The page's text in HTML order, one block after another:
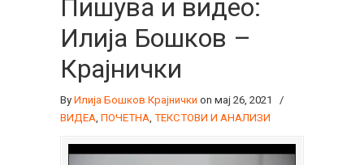
Пишува и видео:
Илија Бошков –
Крајнички
By Илија Бошков Крајнички on мај 26, 2021
/
ВИДЕА, ПОЧЕТНА, ТЕКСТОВИ И АНАЛИЗИ